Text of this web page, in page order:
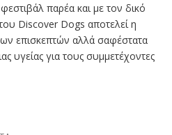
παρέα και µε τον δικό
Discover Dogs αποτελεί η
επισκεπτών αλλά σαφέστατα
υγείας για τους συµµετέχοντες